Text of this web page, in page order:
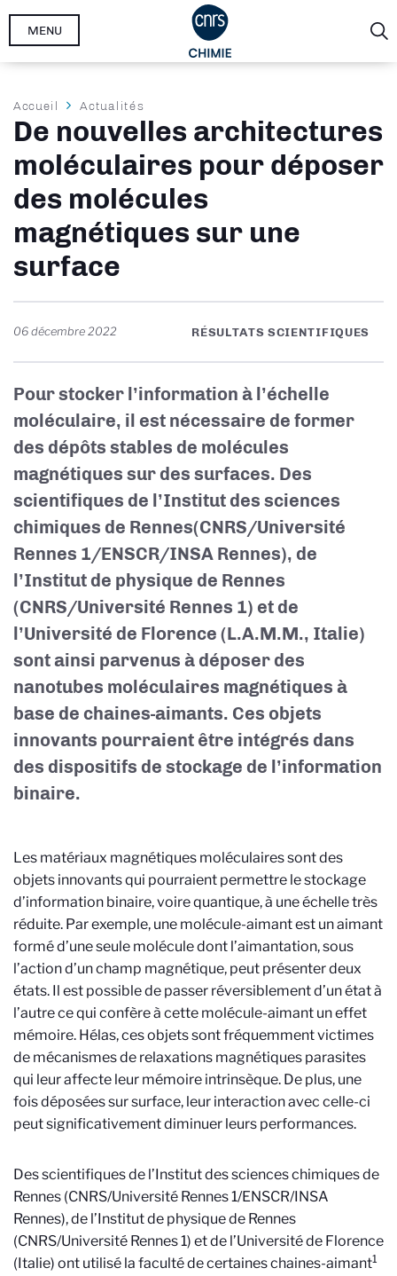
Aller
MENU
Fil
d'Ariane
Accueil Actualités
De nouvelles architectures
moléculaires pour déposer
des molécules
magnétiques sur une
surface
06 décembre 2022 RÉSULTATS SCIENTIFIQUES
Pour stocker l’information à l’échelle
moléculaire, il est nécessaire de former
des dépôts stables de molécules
magnétiques sur des surfaces. Des
scientifiques de l’Institut des sciences
chimiques de Rennes(CNRS/Université
Rennes 1/ENSCR/INSA Rennes), de
l’Institut de physique de Rennes
(CNRS/Université Rennes 1) et de
l’Université de Florence (L.A.M.M., Italie)
sont ainsi parvenus à déposer des
nanotubes moléculaires magnétiques à
base de chaines-aimants. Ces objets
innovants pourraient être intégrés dans
des dispositifs de stockage de l’information
binaire.
Les matériaux magnétiques moléculaires sont des
objets innovants qui pourraient permettre le stockage
d’information binaire, voire quantique, à une échelle très
réduite. Par exemple, une molécule-aimant est un aimant
formé d’une seule molécule dont l’aimantation, sous
l’action d’un champ magnétique, peut présenter deux
états. Il est possible de passer réversiblement d’un état à
l’autre ce qui confère à cette molécule-aimant un effet
mémoire. Hélas, ces objets sont fréquemment victimes
de mécanismes de relaxations magnétiques parasites
qui leur affecte leur mémoire intrinsèque. De plus, une
fois déposées sur surface, leur interaction avec celle-ci
peut significativement diminuer leurs performances.
Des scientifiques de l’Institut des sciences chimiques de
Rennes (CNRS/Université Rennes 1/ENSCR/INSA
Rennes), de l’Institut de physique de Rennes
(CNRS/Université Rennes 1) et de l’Université de Florence
(Italie) ont utilisé la faculté de certaines chaines-aimant1